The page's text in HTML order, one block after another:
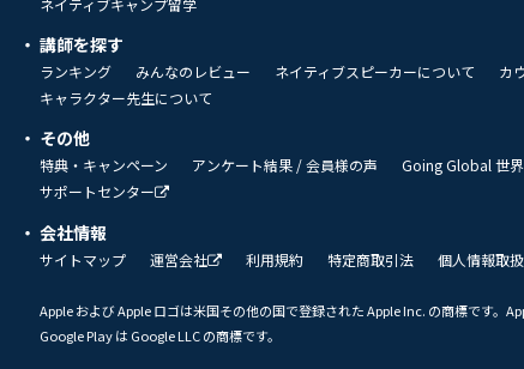
ネイティブキャンプ留学
講師を探す
ランキング みんなのレビュー ネイティブスピーカーについて
カ
キャラクター先生について
その他
特典・キャンペーン アンケート結果 / 会員様の声 Going Global 世
サポートセンター
会社情報
サイトマップ 運営会社 利用規約 特定商取引法 個人情報取
Apple および Apple ロゴは米国その他の国で登録された Apple Inc. の商標です。
Google Play は Google LLC の商標です。